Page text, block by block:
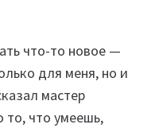
что-то новое —
для меня, но и
мастер
то, что умеешь,